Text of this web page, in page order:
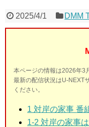
2025/4/1 DMM
本ページの情報は2026年3
最新の配信状況はU-NEXT
ください。
1 対岸の家事番
1-2 対岸の家事